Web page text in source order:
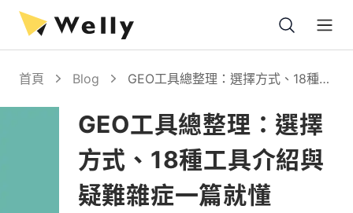
首頁 Blog
GEO工具總整理：選擇方式、18種工
GEO工具總整理：選擇
方式、18種工具介紹與
疑難雜症一篇就懂